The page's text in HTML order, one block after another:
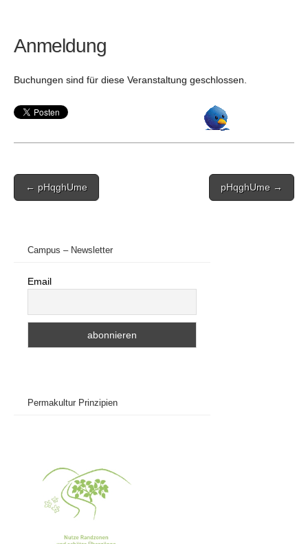
Anmeldung
Buchungen sind für diese Veranstaltung geschlossen.
Post
navigation
← pHqghUme pHqghUme →
Campus – Newsletter
Email
Permakultur Prinzipien